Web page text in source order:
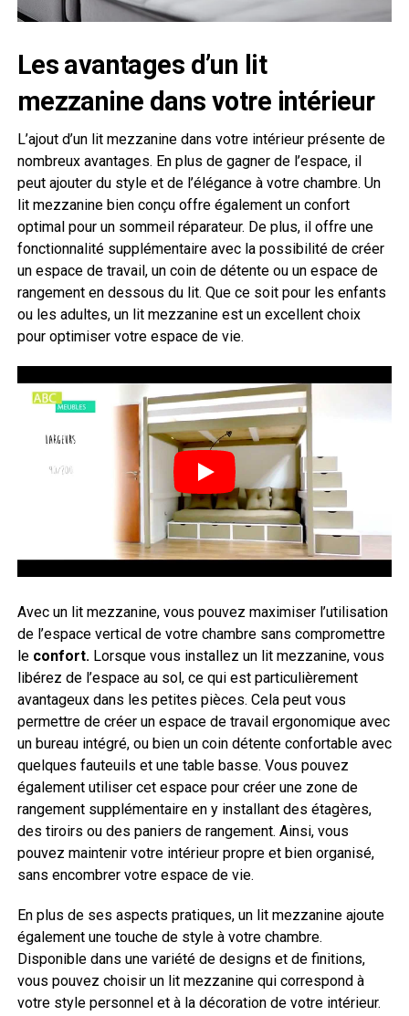
Les avantages d’un lit
mezzanine dans votre intérieur
L’ajout d’un lit mezzanine dans votre intérieur présente de
nombreux avantages. En plus de gagner de l’espace, il
peut ajouter du style et de l’élégance à votre chambre. Un
lit mezzanine bien conçu offre également un confort
optimal pour un sommeil réparateur. De plus, il offre une
fonctionnalité supplémentaire avec la possibilité de créer
un espace de travail, un coin de détente ou un espace de
rangement en dessous du lit. Que ce soit pour les enfants
ou les adultes, un lit mezzanine est un excellent choix
pour optimiser votre espace de vie.
Avec un lit mezzanine, vous pouvez maximiser l’utilisation
de l’espace vertical de votre chambre sans compromettre
le confort.Lorsque vous installez un lit mezzanine, vous
libérez de l’espace au sol, ce qui est particulièrement
avantageux dans les petites pièces. Cela peut vous
permettre de créer un espace de travail ergonomique avec
un bureau intégré, ou bien un coin détente confortable avec
quelques fauteuils et une table basse. Vous pouvez
également utiliser cet espace pour créer une zone de
rangement supplémentaire en y installant des étagères,
des tiroirs ou des paniers de rangement. Ainsi, vous
pouvez maintenir votre intérieur propre et bien organisé,
sans encombrer votre espace de vie.
En plus de ses aspects pratiques, un lit mezzanine ajoute
également une touche de style à votre chambre.
Disponible dans une variété de designs et de finitions,
vous pouvez choisir un lit mezzanine qui correspond à
votre style personnel et à la décoration de votre intérieur.